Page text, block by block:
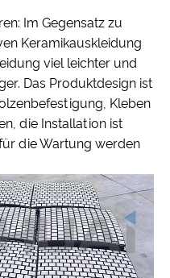
Im Gegensatz zu
Keramikauskleidung
viel leichter und
Das Produktdesign ist
Kleben
die Installation ist
die Wartung werden